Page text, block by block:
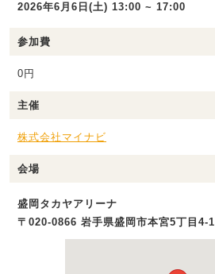
2026年6月6日(土) 13:00 ~ 17:00
参加費
0円
主催
株式会社マイナビ
会場
盛岡タカヤアリーナ
〒020-0866 岩手県盛岡市本宮5丁目4-1